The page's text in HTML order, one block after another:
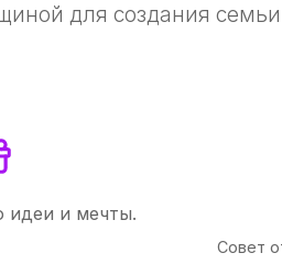
для создания
идеи и мечты.
Совет